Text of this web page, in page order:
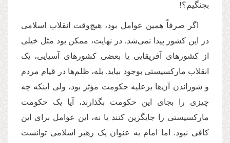
بجنگیم؟!
اگر صرفاً همین عوامل بود، هیچ‌وقت انقلاب اسلامی
در این کشور پیدا نمی‌شد. در نهایت، ممکن بود مثل خیلی
از کشورهای آفریقایی یا بعضی کشورهای آسیایی، یک
انقلاب مارکسیستی بوجود بیاید. بله، ظلم‌ها در قیام مردم
و شوراندن آن‌ها برعلیه حکومت مؤثر بود، ولی اینکه چه
چیزی را بجای این حکومت بگذارند، آیا یک حکومت
مارکسیستی را جایگزین کنند یا نه، این عوامل برای این
کافی نبود. اما امام به عنوان یک رهبر اسلامی توانست